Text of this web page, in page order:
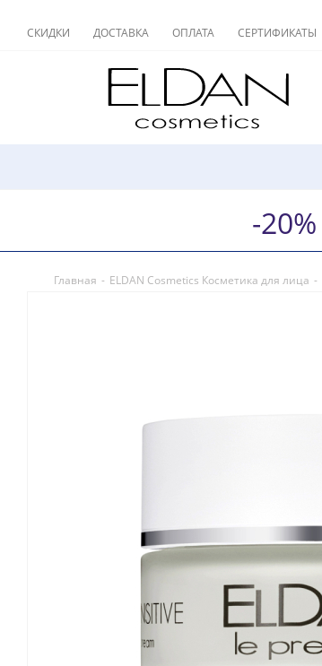
СКИДКИ ДОСТАВКА ОПЛАТА СЕРТИФИКАТЫ
-20%
Главная - ELDAN Cosmetics Косметика для лица -